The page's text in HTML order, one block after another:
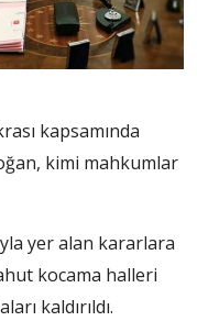
kapsamında
kimi mahkumlar
yer alan kararlara
kocama halleri
kaldırıldı.